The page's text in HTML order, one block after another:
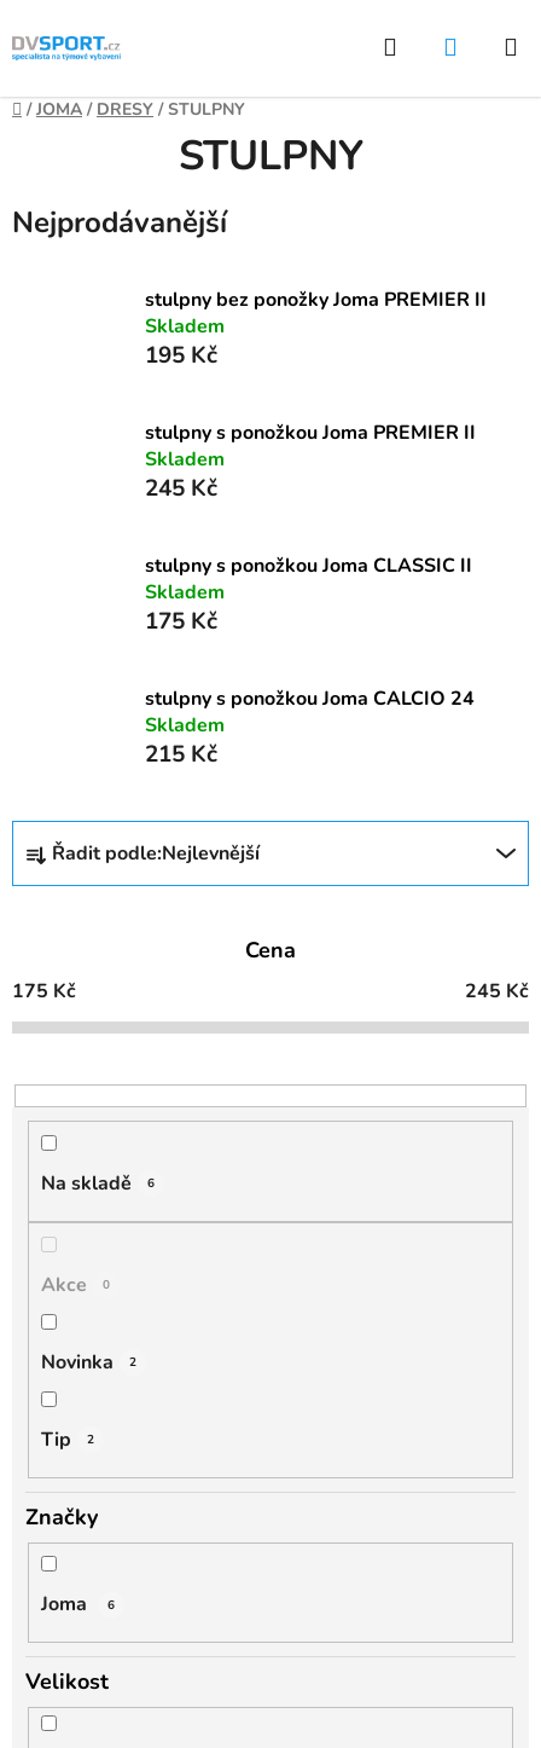
Přejít
na
Hledat
Domů
/ JOMA / DRESY / STULPNY
STULPNY
Nejprodávanější
stulpny bez ponožky Joma PREMIER II
Skladem
195 Kč
stulpny s ponožkou Joma PREMIER II
Skladem
245 Kč
stulpny s ponožkou Joma CLASSIC II
Skladem
175 Kč
stulpny s ponožkou Joma CALCIO 24
Skladem
215 Kč
Ř
z
í
p
o
d
Řadit podle:Nejlevnější
Cena
175 Kč 245 Kč
Na skladě 6
Akce 0
Novinka 2
Tip 2
Značky
Joma 6
Velikost